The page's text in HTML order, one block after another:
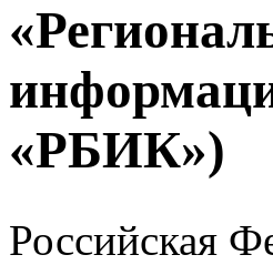
«РБИК»)
Российская